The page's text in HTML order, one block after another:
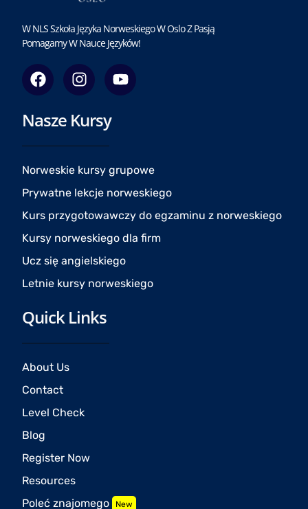
W NLS Szkoła Języka Norweskiego W Oslo Z Pasją
Pomagamy W Nauce Języków!
F
a
c
e
o
o
I
n
s
t
g
r
a
m
Y
o
u
e
Nasze Kursy
Norweskie kursy grupowe
Prywatne lekcje norweskiego
Kurs przygotowawczy do egzaminu z norweskiego
Kursy norweskiego dla firm
Ucz się angielskiego
Letnie kursy norweskiego
Quick Links
About Us
Contact
Level Check
Blog
Register Now
Resources
Poleć znajomego New